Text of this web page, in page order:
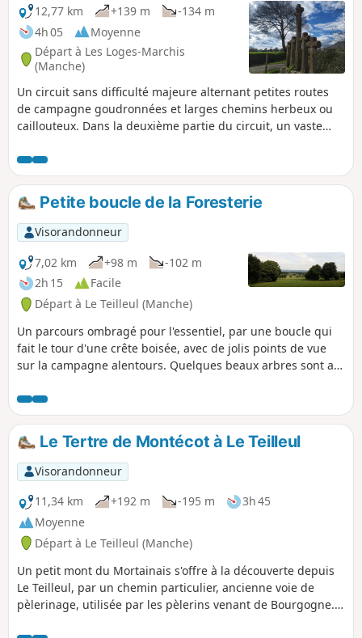
12,77 km
+139 m
-134 m
4h 05
Moyenne
Départ à Les Loges-Marchis
(Manche)
Un circuit sans difficulté majeure alternant petites routes
de campagne goudronnées et larges chemins herbeux ou
caillouteux. Dans la deuxième partie du circuit, un vaste
Saint-Hilaire-du-Harcouët dont l'église avec ses deux
clochers est très reconnaissable et aussi sur tout le Sud-
Manche.Petite boucle de la Foresterie
Visorandonneur
7,02 km
+98 m
-102 m
2h 15
Facile
Départ à Le Teilleul (Manche)
Un parcours ombragé pour l'essentiel, par une boucle qui
fait le tour d'une crête boisée, avec de jolis points de vue
sur la campagne alentours. Quelques beaux arbres sont au
Le Tertre de Montécot à Le Teilleul
Visorandonneur
11,34 km
+192 m -195 m
3h 45
Moyenne
Départ à Le Teilleul (Manche)
Un petit mont du Mortainais s'offre à la découverte depuis
Le Teilleul, par un chemin particulier, ancienne voie de
pèlerinage, utilisée par les pèlerins venant de Bourgogne.